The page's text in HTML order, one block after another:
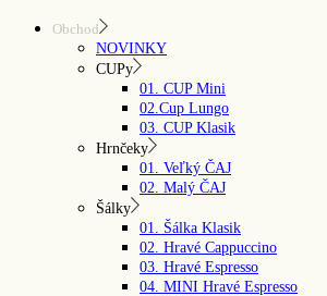
Obchod
NOVINKY
CUPy
01. CUP Mini
02.Cup Lungo
03. CUP Klasik
Hrnčeky
01. Veľký ČAJ
02. Malý ČAJ
Šálky
01. Šálka Klasik
02. Hravé Cappuccino
03. Hravé Espresso
04. MINI Hravé Espresso